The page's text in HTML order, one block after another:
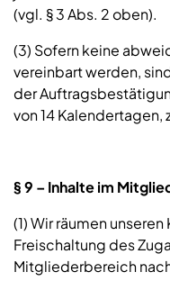
(vgl. § 3 Abs. 2 oben).
(3) Sofern keine
vereinbart werden,
der
von 14 Kalendertagen,
§ 9 – Inhalte im
(1) Wir räumen
Freischaltung des
Mitgliederbereich